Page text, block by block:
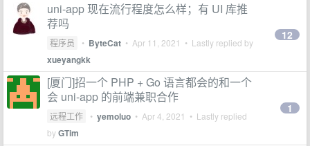
uni-app 现在流行程度怎么样；有 UI 库推
荐吗
程序员 • ByteCat • Apr 11, 2021 • Lastly replied by
xueyangkk
12
[厦门]招一个 PHP + Go 语言都会的和一个
会 uni-app 的前端兼职合作
远程工作 • yemoluo • Apr 4, 2021 • Lastly replied
byGTim
1